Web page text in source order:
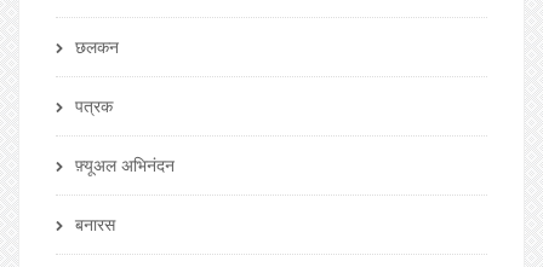
छलकन
पत्रक
फ़्यूअल अभिनंदन
बनारस